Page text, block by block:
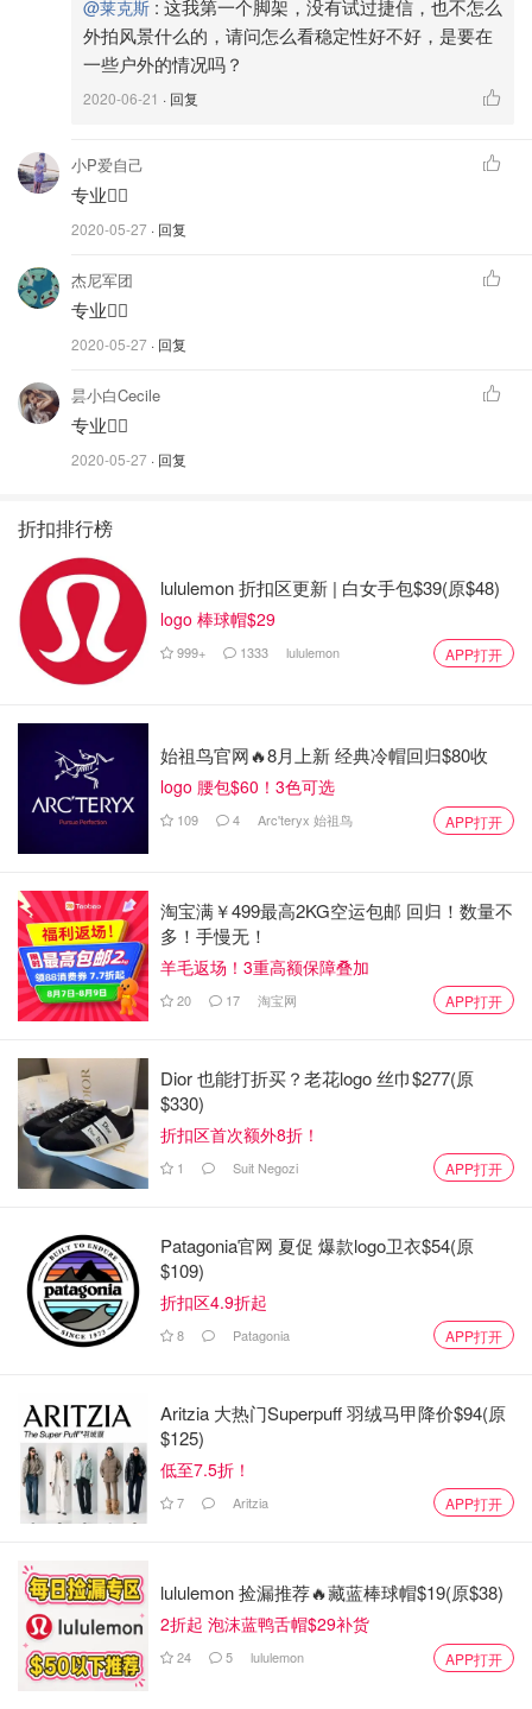
图片来自于Peak Design，版权属于原作者
所以它可以很容易的放在一般背包的水瓶袋中。这一点一般
衣无缝。
图片来自于Peak Design，版权属于原作者
2. 质感
零件都是铝制的，满满的金属质感。连快速锁夹手柄也是铝
制的。非常有诚意。
@莱克斯 : 这我第一个脚架，没有试过捷信，也不怎么
外拍风景什么的，请问怎么看稳定性好不好，是要在
一些户外的情况吗？
2020-06-21 · 回复
小P爱自己
专业👍🏻
2020-05-27 · 回复
杰尼军团
专业👍🏻
2020-05-27 · 回复
昙小白Cecile
专业👍🏻
2020-05-27 · 回复
折扣排行榜
lululemon 折扣区更新 | 白女手包$39(原$48)
logo 棒球帽$29
999+ 1333 lululemon APP打开
始祖鸟官网🔥8月上新 经典冷帽回归$80收
logo 腰包$60！3色可选
109 4 Arc'teryx 始祖鸟 APP打开
淘宝满￥499最高2KG空运包邮 回归！数量不
多！手慢无！
羊毛返场！3重高额保障叠加
20 17 淘宝网 APP打开
Dior 也能打折买？老花logo 丝巾$277(原
$330)
折扣区首次额外8折！
1 Suit Negozi APP打开
Patagonia官网 夏促 爆款logo卫衣$54(原
$109)
折扣区4.9折起
8 Patagonia APP打开
Aritzia 大热门Superpuff 羽绒马甲降价$94(原
$125)
低至7.5折！
7 Aritzia APP打开
lululemon 捡漏推荐🔥藏蓝棒球帽$19(原$38)
2折起 泡沫蓝鸭舌帽$29补货
24 5 lululemon APP打开